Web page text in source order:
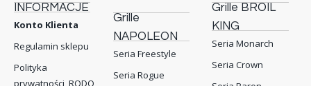
INFORMACJE
Konto Klienta
Regulamin sklepu
Polityka
prywatności, RODO
Grille
NAPOLEON
Seria Freestyle
Seria Rogue
Grille BROIL
KING
Seria Monarch
Seria Crown